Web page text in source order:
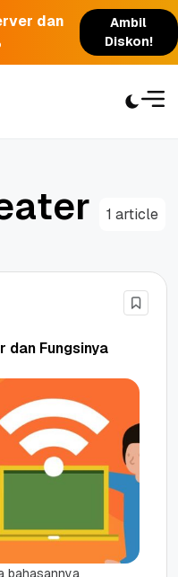
dan
Ambil
Diskon!
ater 1 article
dan Fungsinya
bahasannya